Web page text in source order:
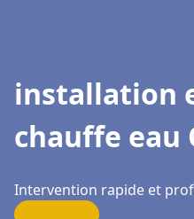
installation
chauffe eau
Intervention rapide et